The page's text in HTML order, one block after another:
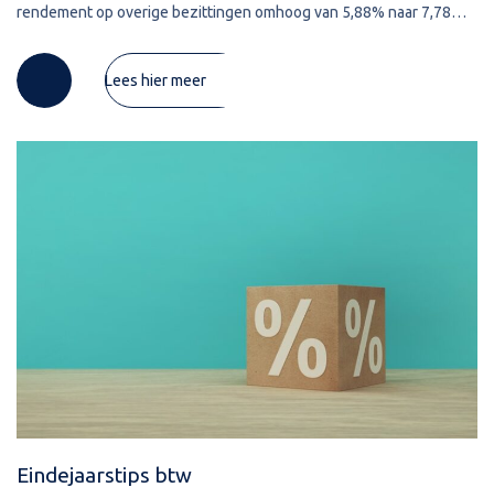
rendement op overige bezittingen omhoog van 5,88% naar 7,78%.
Lees hier meer
Eindejaarstips btw